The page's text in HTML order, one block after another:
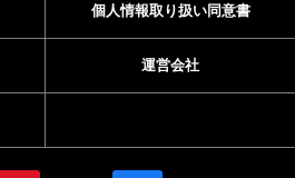
個人情報取り扱い同意書
運営会社